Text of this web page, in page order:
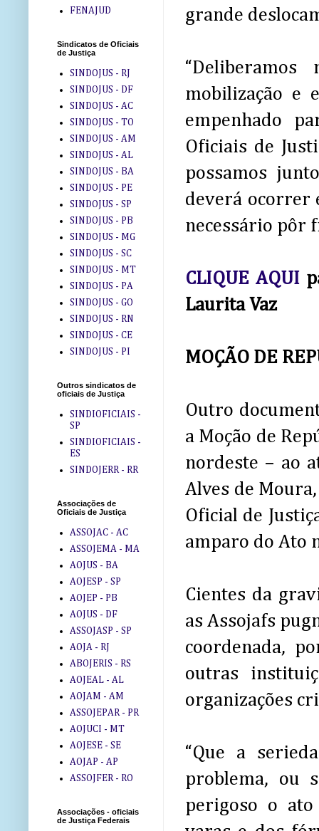
grande
mobilização e
empenhado
Oficiais de
possamos
deverá ocorrer
necessário pôr
CLIQUE AQUI
Laurita Vaz
MOÇÃO DE
Outro
a Moção de
nordeste – ao
Alves de
Oficial de
amparo do Ato
Cientes da
as Assojafs
coordenada,
outras
organizações
“Que a
problema, ou
perigoso o ato
FENAJUD
Sindicatos de Oficiais
de Justiça
SINDOJUS - RJ
SINDOJUS - DF
SINDOJUS - AC
SINDOJUS - TO
SINDOJUS - AM
SINDOJUS - AL
SINDOJUS - BA
SINDOJUS - PE
SINDOJUS - SP
SINDOJUS - PB
SINDOJUS - MG
SINDOJUS - SC
SINDOJUS - MT
SINDOJUS - PA
SINDOJUS - GO
SINDOJUS - RN
SINDOJUS - CE
SINDOJUS - PI
Outros sindicatos de
oficiais de Justiça
SINDIOFICIAIS -
SP
SINDIOFICIAIS -
ES
SINDOJERR - RR
Associações de
Oficiais de Justiça
ASSOJAC - AC
ASSOJEMA - MA
AOJUS - BA
AOJESP - SP
AOJEP - PB
AOJUS - DF
ASSOJASP - SP
AOJA - RJ
ABOJERIS - RS
AOJEAL - AL
AOJAM - AM
ASSOJEPAR - PR
AOJUCI - MT
AOJESE - SE
AOJAP - AP
ASSOJFER - RO
Associações - oficiais
de Justiça Federais